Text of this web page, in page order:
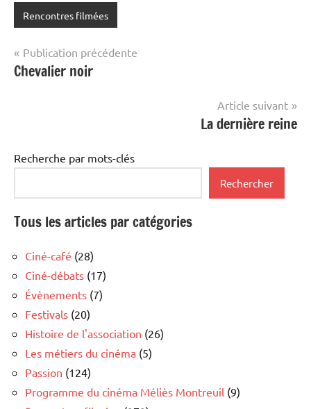
Rencontres filmées
Navigation
de
Publication précédente
Chevalier noir
Article suivant
La dernière reine
Recherche par mots-clés
Rechercher
Tous les articles par catégories
Ciné-café (28)
Ciné-débats (17)
Évènements (7)
Festivals (20)
Histoire de l'association (26)
Les métiers du cinéma (5)
Passion (124)
Programme du cinéma Méliès Montreuil (9)